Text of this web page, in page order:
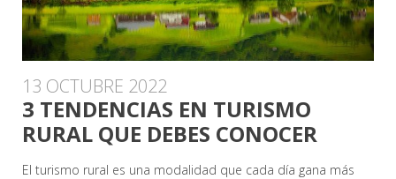
13 OCTUBRE 2022
3 TENDENCIAS EN TURISMO
RURAL QUE DEBES CONOCER
El turismo rural es una modalidad que cada día gana más